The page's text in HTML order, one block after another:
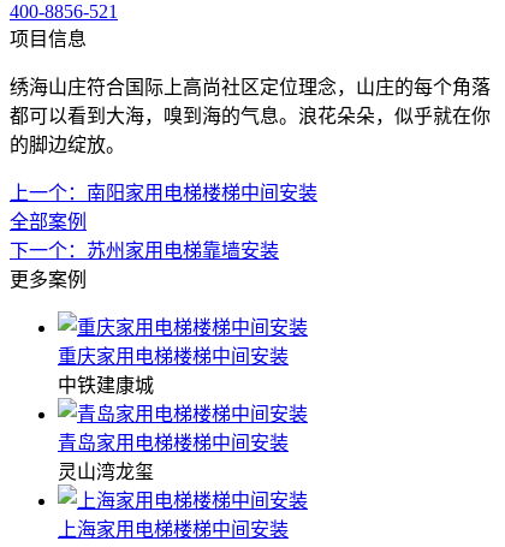
400-8856-521
项目信息
绣海山庄符合国际上高尚社区定位理念，山庄的每个角落
都可以看到大海，嗅到海的气息。浪花朵朵，似乎就在你
的脚边绽放。
上一个：南阳家用电梯楼梯中间安装
全部案例
下一个：苏州家用电梯靠墙安装
更多案例
重庆家用电梯楼梯中间安装
中铁建康城
青岛家用电梯楼梯中间安装
灵山湾龙玺
上海家用电梯楼梯中间安装